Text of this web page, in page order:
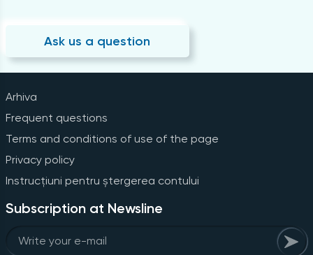
Ask us a question
Arhiva
Frequent questions
Terms and conditions of use of the page
Privacy policy
Instrucțiuni pentru ștergerea contului
Subscription at Newsline